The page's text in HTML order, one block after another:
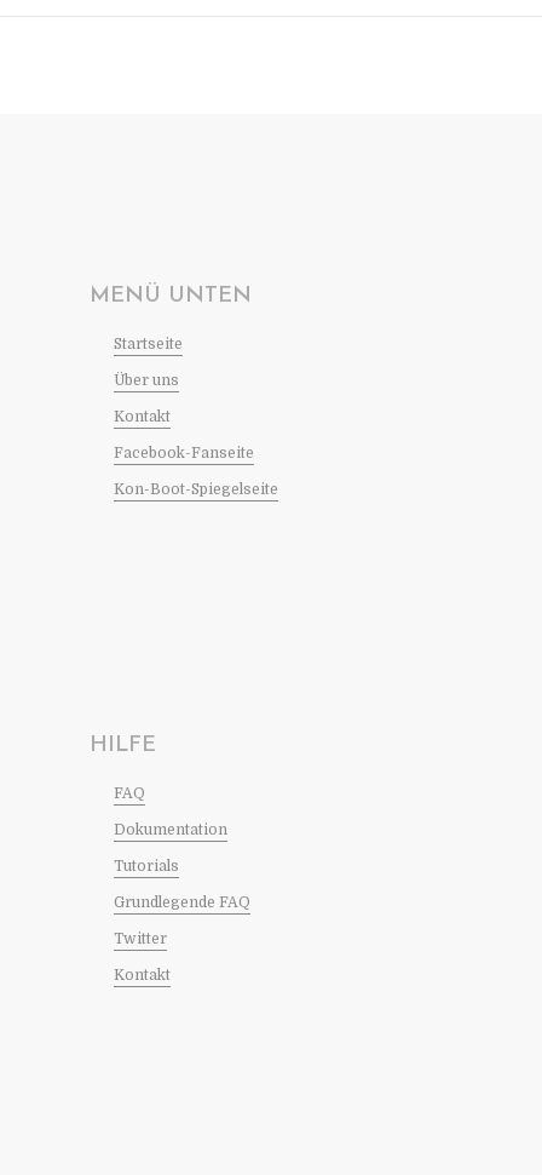
MENÜ UNTEN
Startseite
Über uns
Kontakt
Facebook-Fanseite
Kon-Boot-Spiegelseite
HILFE
FAQ
Dokumentation
Tutorials
Grundlegende FAQ
Twitter
Kontakt